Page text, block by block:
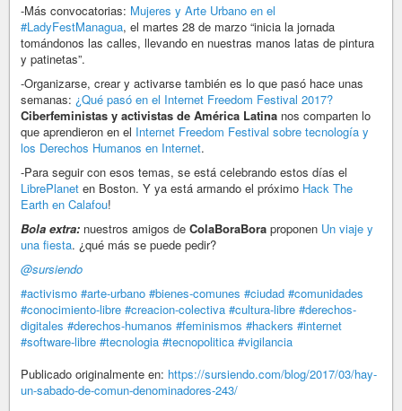
-Más convocatorias: Mujeres y Arte Urbano en el
#LadyFestManagua, el martes 28 de marzo “inicia la jornada
tomándonos las calles, llevando en nuestras manos latas de pintura
y patinetas”.
-Organizarse, crear y activarse también es lo que pasó hace unas
semanas: ¿Qué pasó en el Internet Freedom Festival 2017?
Ciberfeministas y activistas de América Latina nos comparten lo
que aprendieron en el Internet Freedom Festival sobre tecnología y
los Derechos Humanos en Internet.
-Para seguir con esos temas, se está celebrando estos días el
LibrePlanet en Boston. Y ya está armando el próximo Hack The
Earth en Calafou!
Bola extra: nuestros amigos de ColaBoraBora proponen Un viaje y
una fiesta. ¿qué más se puede pedir?
@sursiendo
#activismo #arte-urbano #bienes-comunes #ciudad #comunidades
#conocimiento-libre #creacion-colectiva #cultura-libre #derechos-
digitales #derechos-humanos #feminismos #hackers #internet
#software-libre #tecnologia #tecnopolitica #vigilancia
Publicado originalmente en: https://sursiendo.com/blog/2017/03/hay-
un-sabado-de-comun-denominadores-243/